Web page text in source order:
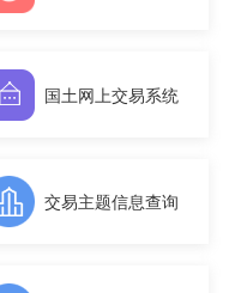
国土网上交易系统
交易主题信息查询